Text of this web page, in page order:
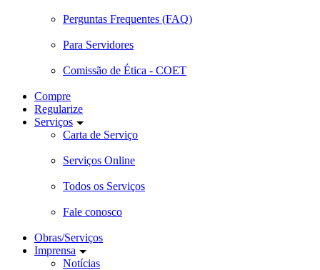
Perguntas Frequentes (FAQ)
Para Servidores
Comissão de Ética - COET
Compre
Regularize
Serviços
Carta de Serviço
Serviços Online
Todos os Serviços
Fale conosco
Obras/Serviços
Imprensa
Notícias